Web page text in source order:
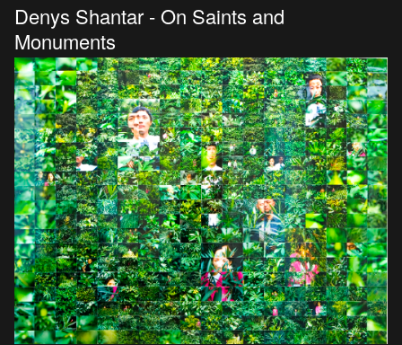
Denys Shantar - On Saints and
Monuments